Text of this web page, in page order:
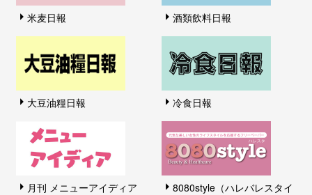
米麦日報 酒類飲料日報
大豆油糧日報 冷食日報
月刊 メニューアイディア
8080style（ハレバレスタイ